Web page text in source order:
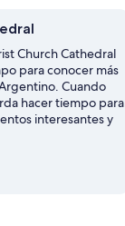
Church Cathedral
para conocer más
Cuando
hacer tiempo para
interesantes y